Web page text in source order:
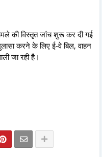
की विस्तृत जांच शुरू कर दी गई
करने के लिए ई-वे बिल, वाहन
जा रही है।